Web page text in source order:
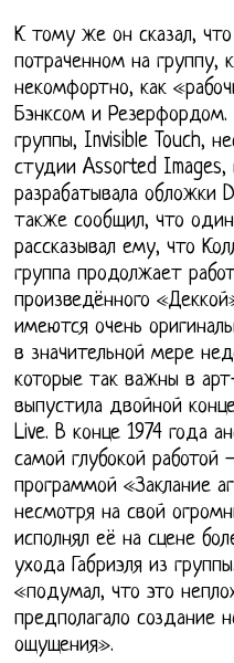
К тому же он сказал,
потраченном на группу,
некомфортно, как
Бэнксом и
группы, Invisible Touch,
студии Assorted Images,
разрабатывала обложки
также сообщил, что
рассказывал ему, что
группа продолжает
произведённого
имеются очень
в значительной мере
которые так важны в
выпустила двойной
Live. В конце 1974 года
самой глубокой
программой «Заклание
несмотря на свой
исполнял её на сцене
ухода Габриэля из
«подумал, что это
предполагало создание
ощущения».